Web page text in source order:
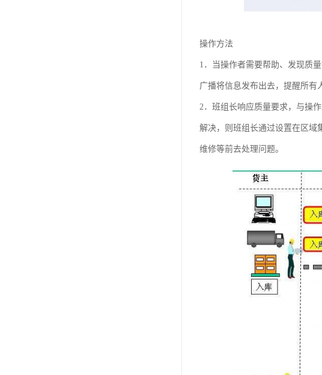
操作方法
1．当操作者需要帮助、发现质
广播将信息发布出去，提醒所有
2．班组长响应质量要求，与操
解决，则班组长通过设置在区域
维修等前去处理问题。